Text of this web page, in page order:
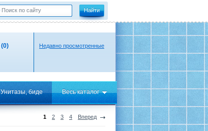
(0) Недавно просмотренные
Унитазы, биде Весь каталог
1 2 3 4 Вперед